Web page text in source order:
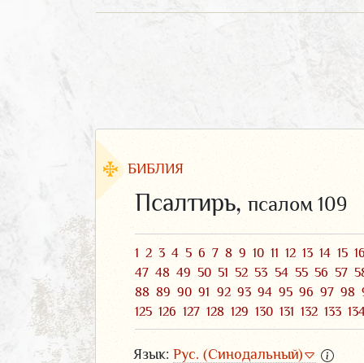
БИБЛИЯ
Псалтирь, псалом 109
1 2 3 4 5 6 7 8 9 10 11 12 13 14 15 16
47 48 49 50 51 52 53 54 55 56 57
88 89 90 91 92 93 94 95 96 97 98
125 126 127 128 129 130 131 132 133
Язык: Рус. (Синодальный)